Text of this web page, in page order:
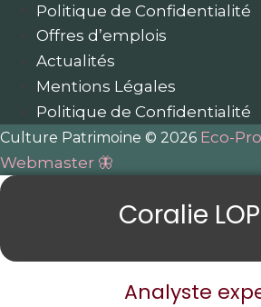
Politique de Confidentialité
Offres d’emplois
Actualités
Mentions Légales
Politique de Confidentialité
Culture Patrimoine © 2026 Eco-
Webmaster 🦋
Coralie
Analyste